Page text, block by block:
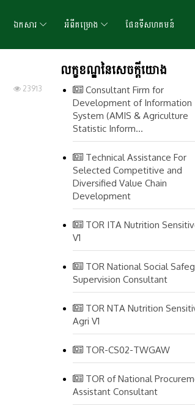
ឯកសារ អំពីគម្រោង ផែនទីសហគមន៍
23913
លក្ខខណ្ឌនៃសេចក្តីយោង
Consultant Firm for
Development of Information
System (AMIS & Agriculture
Statistic Inform...
Technical Assistance For
Selected Competitive and
Diversified Value Chain
Development
TOR ITA Nutrition
V1
TOR National Social
Supervision Consultant
TOR NTA Nutrition
Agri V1
TOR-CS02-TWGAW
TOR of National
Assistant Consultant